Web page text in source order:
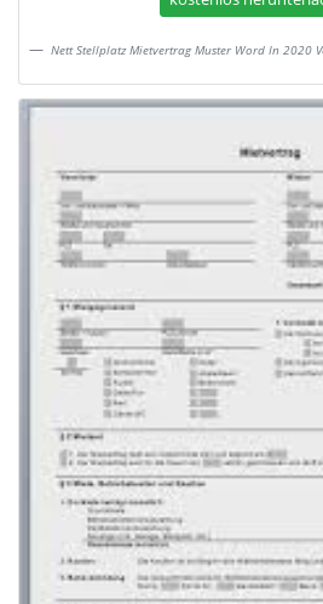
Nett Stellplatz Mietvertrag Muster Word In 2020